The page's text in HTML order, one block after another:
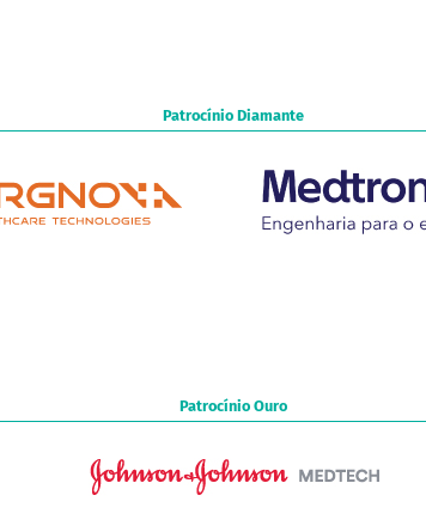
Patrocínio Diamante
Patrocínio Ouro